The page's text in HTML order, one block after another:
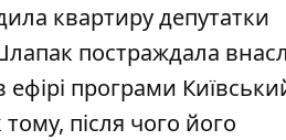
квартиру депутатки
постраждала
програми
після чого його